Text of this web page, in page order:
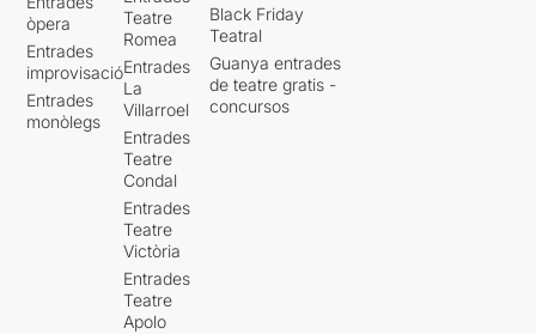
òpera
Entrades
improvisació
Entrades
monòlegs
Teatre
Romea
Entrades
La
Villarroel
Entrades
Teatre
Condal
Entrades
Teatre
Victòria
Entrades
Teatre
Apolo
Black Friday
Teatral
Guanya entrades
de teatre gratis -
concursos